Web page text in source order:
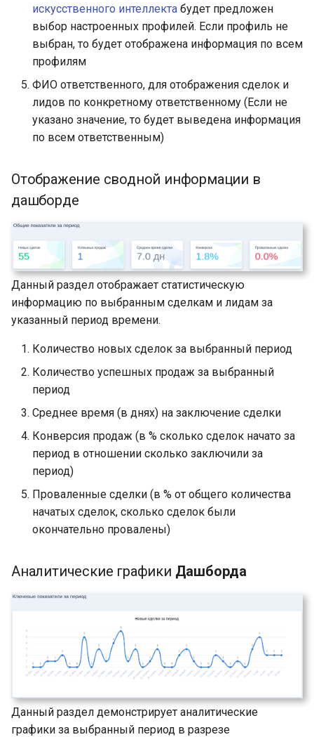
искусственного интеллекта будет предложен
выбор настроенных профилей. Если профиль не
выбран, то будет отображена информация по всем
профилям
ФИО ответственного, для отображения сделок и
лидов по конкретному ответственному (Если не
указано значение, то будет выведена информация
по всем ответственным)
Отображение сводной информации в
дашборде
Данный раздел отображает статистическую
информацию по выбранным сделкам и лидам за
указанный период времени.
Количество новых сделок за выбранный период
Количество успешных продаж за выбранный
период
Среднее время (в днях) на заключение сделки
Конверсия продаж (в % сколько сделок начато за
период в отношении сколько заключили за
период)
Проваленные сделки (в % от общего количества
начатых сделок, сколько сделок были
окончательно провалены)
Аналитические графики Дашборда
Данный раздел демонстрирует аналитические
графики за выбранный период в разрезе